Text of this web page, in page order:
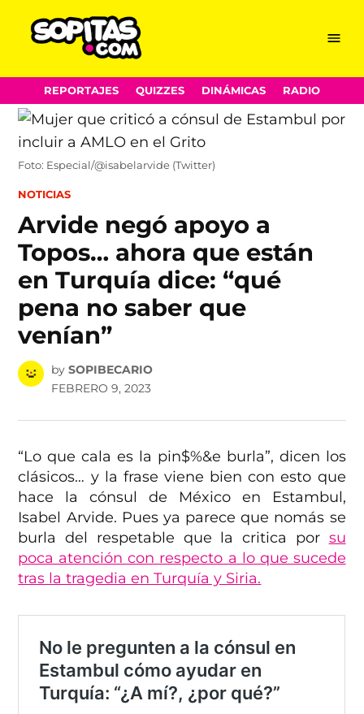
Skip
to
content
Menu
REPORTAJES QUIZZES DINÁMICAS RADIO
Foto: Especial/@isabelarvide (Twitter)
POSTED
NOTICIAS
Arvide negó apoyo a
Topos… ahora que están
en Turquía dice: “qué
pena no saber que
venían”
by SOPIBECARIO
FEBRERO 9, 2023
“Lo que cala es la pin$%&e burla”, dicen los
clásicos… y la frase viene bien con esto que
hace la cónsul de México en Estambul,
Isabel Arvide. Pues ya parece que nomás se
burla del respetable que la critica por su
poca atención con respecto a lo que sucede
tras la tragedia en Turquía y Siria.